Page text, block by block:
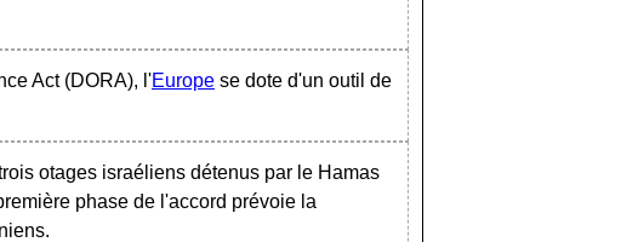
Act (DORA), l'Europe se dote d'un outil de
otages israéliens détenus par le Hamas
phase de l'accord prévoie la